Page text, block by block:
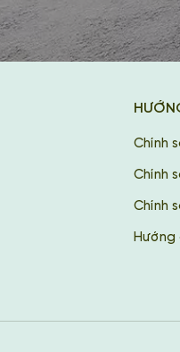
Chính
Chính
Chính
Hướng